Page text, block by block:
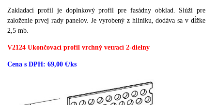
Zakladací profil je doplnkový profil pre fasádny obklad. Slúži pre
založenie prvej rady panelov. Je vyrobený z hliníku, dodáva sa v dĺžke
2,5 mb.
V2124 Ukončovací profil vrchný vetrací 2-dielny
Cena s DPH: 69,00 €/ks